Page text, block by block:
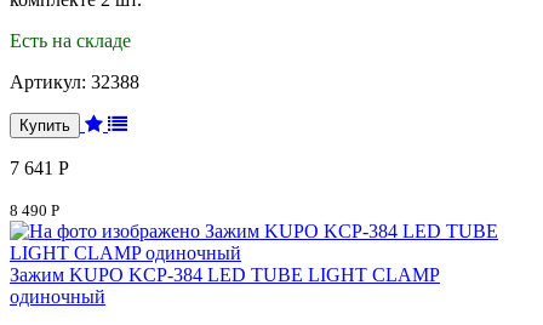
Есть на складе
Артикул: 32388
7 641 Р
8 490 Р
Зажим KUPO KCP-384 LED TUBE LIGHT CLAMP
одиночный